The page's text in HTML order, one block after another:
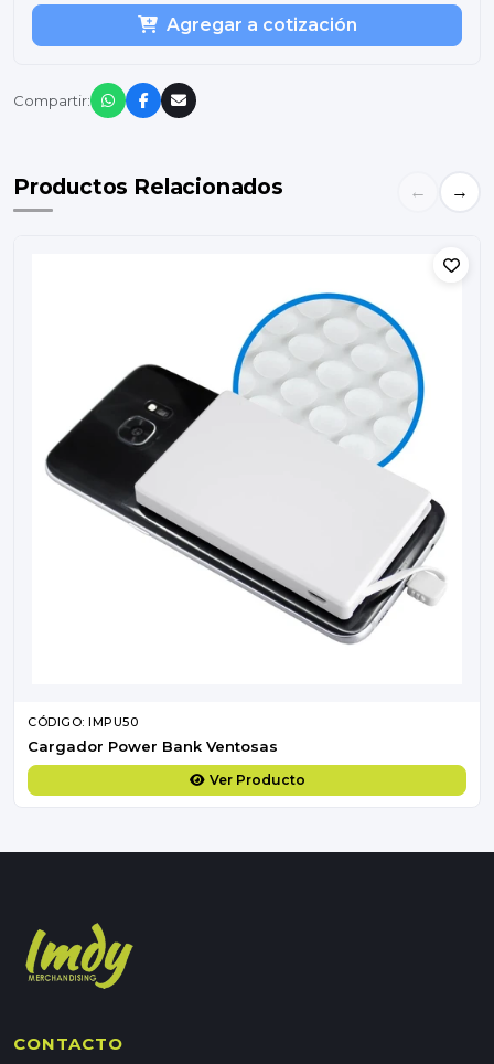
Agregar a cotización
Compartir:
Productos Relacionados ← →
CÓDIGO: IMPU50
Cargador Power Bank Ventosas
Ver Producto
CONTACTO